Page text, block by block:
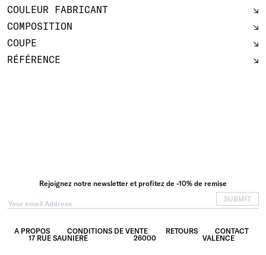
COULEUR FABRICANT
COMPOSITION
COUPE
RÉFÉRENCE
A PROPOS CONDITIONS DE VENTE RETOURS
CONTACT
17 RUE SAUNIERE
26000 VALENCE
Rejoignez notre newsletter et profitez de -10% de remise
SUBMIT